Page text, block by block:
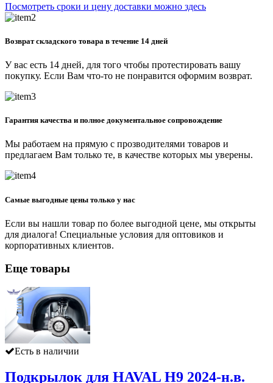
Посмотреть сроки и цену доставки можно здесь
Возврат складского товара в течение 14 дней
У вас есть 14 дней, для того чтобы протестировать вашу
покупку. Если Вам что-то не понравится оформим возврат.
Гарантия качества и полное документальное сопровождение
Мы работаем на прямую с прозводителями товаров и
предлагаем Вам только те, в качестве которых мы уверены.
Самые выгодные цены только у нас
Если вы нашли товар по более выгодной цене, мы открыты
для диалога! Специальные условия для оптовиков и
корпоративных клиентов.
Еще товары
Есть в наличии
Подкрылок для HAVAL H9 2024-н.в.